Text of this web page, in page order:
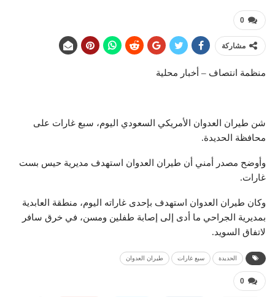
0
مشاركة
منظمة انتصاف – أخبار محلية
شن طيران العدوان الأمريكي السعودي اليوم، سبع غارات على
محافظة الحديدة.
وأوضح مصدر أمني أن طيران العدوان استهدف مديرية حيس بست
غارات.
وكان طيران العدوان استهدف بإحدى غاراته اليوم، منطقة العابدية
بمديرية الجراحي ما أدى إلى إصابة طفلين ومسن، في خرق سافر
لاتفاق السويد.
الحديدة سبع غارات طيران العدوان
0